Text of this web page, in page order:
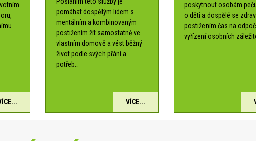
pomáhat dospělým lidem s
mentálním a kombinovaným
postižením žít samostatně ve
vlastním domově a vést běžný
život podle svých přání a
potřeb…
VÍCE...
poskytnout osobám
o děti a dospělé se
postižením čas na
vyřízení osobních